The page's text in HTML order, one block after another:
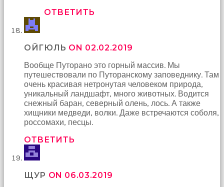
ОТВЕТИТЬ
ОЙГЮЛЬ ON 02.02.2019
Вообще Путорано это горный массив. Мы
путешествовали по Путоранскому заповеднику. Там
очень красивая нетронутая человеком природа,
уникальный ландшафт, много животных. Водится
снежный баран, северный олень, лось. А также
хищники медведи, волки. Даже встречаются соболя,
россомахи, песцы.
ОТВЕТИТЬ
ЩУР ON 06.03.2019